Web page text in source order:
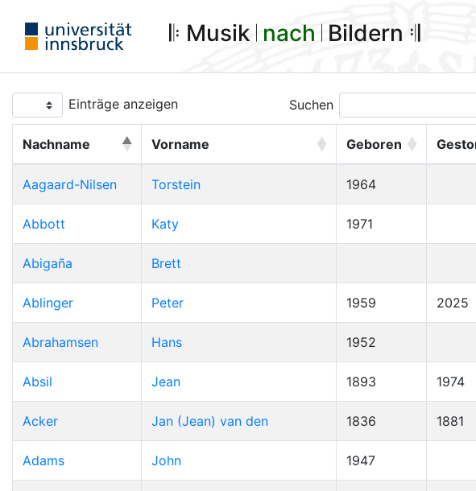
𝄆 Musik 𝄀 nach 𝄀 Bildern 𝄇
Einträge anzeigen Suchen
Nachname Vorname Geboren
Aagaard-Nilsen Torstein 1964
Abbott Katy 1971
Abigaña Brett
Ablinger Peter 1959 2025
Abrahamsen Hans 1952
Absil Jean 1893 1974
Acker Jan (Jean) van den 1836 1881
Adams John 1947